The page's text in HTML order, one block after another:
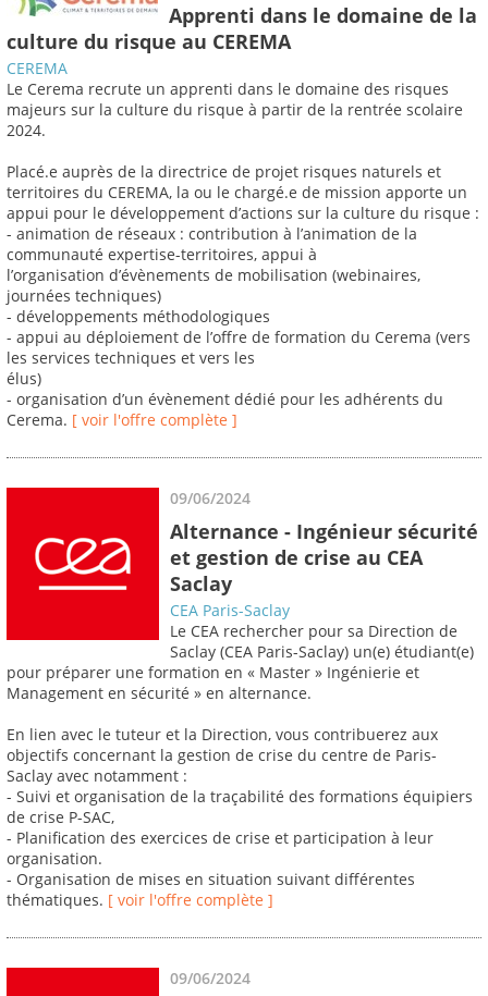
Apprenti dans le domaine de la
culture du risque au CEREMA
CEREMA
Le Cerema recrute un apprenti dans le domaine des risques
majeurs sur la culture du risque à partir de la rentrée scolaire
2024.
Placé.e auprès de la directrice de projet risques naturels et
territoires du CEREMA, la ou le chargé.e de mission apporte un
appui pour le développement d’actions sur la culture du risque :
- animation de réseaux : contribution à l’animation de la
communauté expertise-territoires, appui à
l’organisation d’évènements de mobilisation (webinaires,
journées techniques)
- développements méthodologiques
- appui au déploiement de l’offre de formation du Cerema (vers
les services techniques et vers les
élus)
- organisation d’un évènement dédié pour les adhérents du
Cerema. [ voir l'offre complète ]
09/06/2024
Alternance - Ingénieur sécurité
et gestion de crise au CEA
Saclay
CEA Paris-Saclay
Le CEA rechercher pour sa Direction de
Saclay (CEA Paris-Saclay) un(e) étudiant(e)
pour préparer une formation en « Master » Ingénierie et
Management en sécurité » en alternance.
En lien avec le tuteur et la Direction, vous contribuerez aux
objectifs concernant la gestion de crise du centre de Paris-
Saclay avec notamment :
- Suivi et organisation de la traçabilité des formations équipiers
de crise P-SAC,
- Planification des exercices de crise et participation à leur
organisation.
- Organisation de mises en situation suivant différentes
thématiques. [ voir l'offre complète ]
09/06/2024